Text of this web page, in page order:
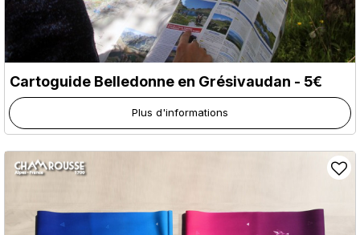
Cartoguide Belledonne en Grésivaudan - 5€
Plus d'informations